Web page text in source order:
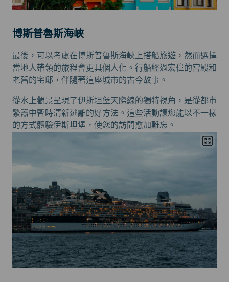
博斯普魯斯海峽
最後，可以考慮在博斯普魯斯海峽上搭船旅遊，然而選擇
當地人帶領的旅程會更具個人化。行船經過宏偉的宮殿和
老舊的宅邸，伴隨著這座城市的古今故事。
從水上觀景呈現了伊斯坦堡天際線的獨特視角，是從都市
繁囂中暫時清新逃離的好方法。這些活動讓您能以不一樣
的方式體驗伊斯坦堡，使您的訪問愈加難忘。